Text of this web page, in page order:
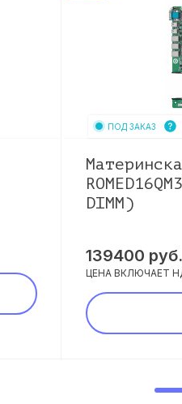
ПОД ЗАКАЗ
DIMM)
139400 руб.
ЦЕНА ВКЛЮЧАЕТ